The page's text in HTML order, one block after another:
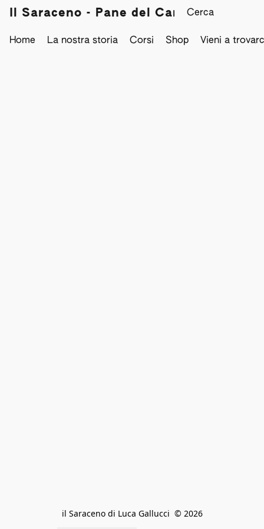
Il Saraceno - Pane del Campo
Home La nostra storia Corsi Shop Vieni a
il Saraceno di Luca Gallucci  © 2026